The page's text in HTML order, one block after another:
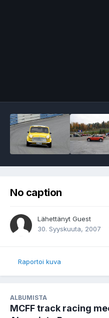
No caption
Lähettänyt Guest
30. Syyskuuta, 2007
Raportoi kuva
ALBUMISTA
MCFF track racing